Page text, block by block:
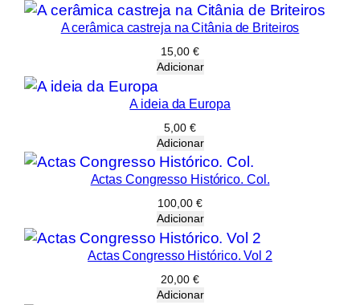
a
d
u
t
A cerâmica castreja na Citânia de Briteiros
15,00 €
Adicionar
A ideia da Europa
5,00 €
Adicionar
Actas Congresso Histórico. Col.
100,00 €
Adicionar
Actas Congresso Histórico. Vol 2
20,00 €
Adicionar